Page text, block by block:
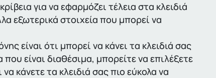
για να εφαρμόζει τέλεια στα κλειδιά
εξωτερικά στοιχεία που μπορεί να
είναι ότι μπορεί να κάνει τα κλειδιά σας
είναι διαθέσιμα, μπορείτε να επιλέξετε
κάνετε τα κλειδιά σας πιο εύκολα να